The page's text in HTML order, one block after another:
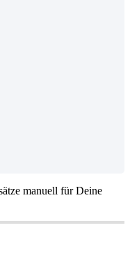
manuell für Deine